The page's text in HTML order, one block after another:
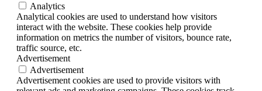
Analytics
Analytical cookies are used to understand how visitors
interact with the website. These cookies help provide
information on metrics the number of visitors, bounce rate,
traffic source, etc.
Advertisement
Advertisement
Advertisement cookies are used to provide visitors with